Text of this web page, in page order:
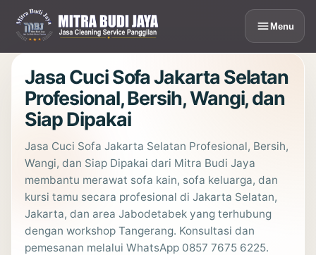
Lewati
Menu
Jasa Cuci Sofa Jakarta Selatan
Profesional, Bersih, Wangi, dan
Siap Dipakai
Jasa Cuci Sofa Jakarta Selatan Profesional, Bersih,
Wangi, dan Siap Dipakai dari Mitra Budi Jaya
membantu merawat sofa kain, sofa keluarga, dan
kursi tamu secara profesional di Jakarta Selatan,
Jakarta, dan area Jabodetabek yang terhubung
dengan workshop Tangerang. Konsultasi dan
pemesanan melalui WhatsApp 0857 7675 6225.